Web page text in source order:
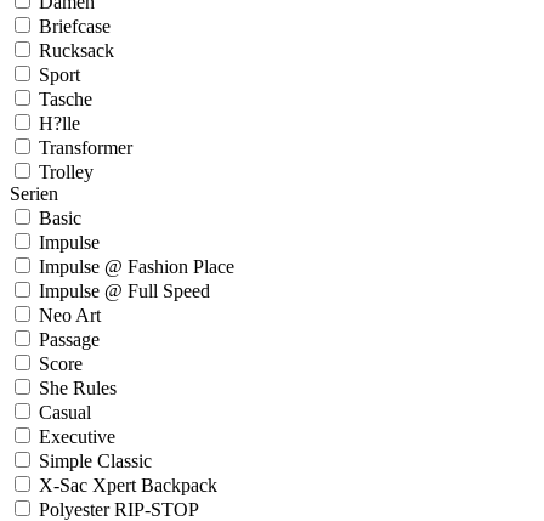
Briefcase
Rucksack
Sport
Tasche
H?lle
Transformer
Trolley
Serien
Basic
Impulse
Impulse @ Fashion Place
Impulse @ Full Speed
Neo Art
Passage
Score
She Rules
Casual
Executive
Simple Classic
X-Sac Xpert Backpack
Polyester RIP-STOP